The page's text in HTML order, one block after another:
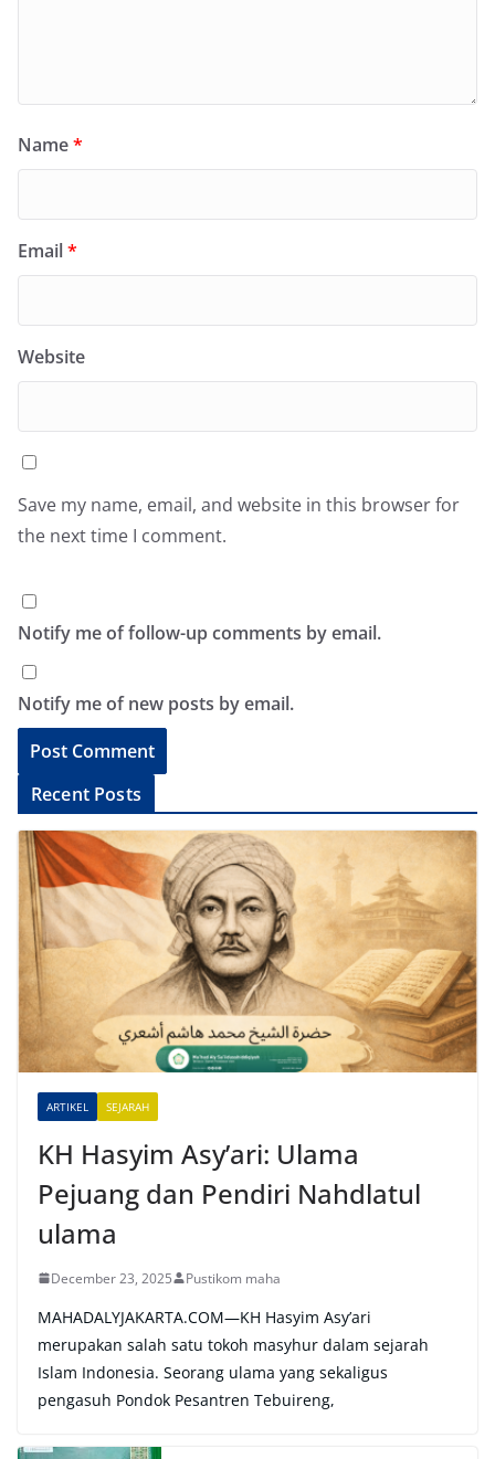
Name*
Email*
Website
Save my name, email, and website in this browser for
the next time I comment.
Notify me of follow-up comments by email.
Notify me of new posts by email.
l
t
v
Recent Posts
ARTIKEL SEJARAH
KH Hasyim Asy’ari: Ulama
Pejuang dan Pendiri Nahdlatul
ulama
December 23, 2025 Pustikom maha
MAHADALYJAKARTA.COM—KH Hasyim Asy’ari
merupakan salah satu tokoh masyhur dalam sejarah
Islam Indonesia. Seorang ulama yang sekaligus
pengasuh Pondok Pesantren Tebuireng,